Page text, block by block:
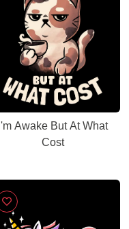
I'm Awake But At What
Cost